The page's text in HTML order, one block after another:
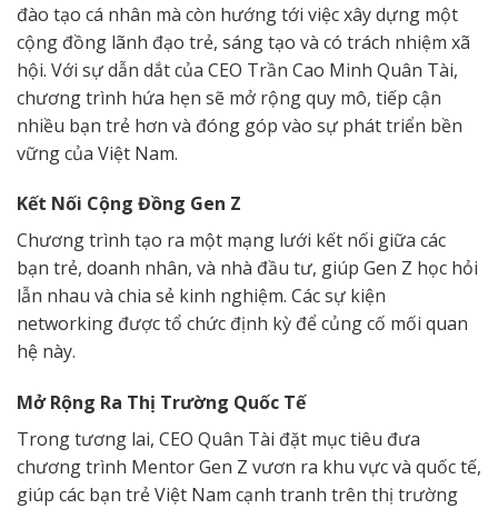
đào tạo cá nhân mà còn hướng tới việc xây dựng một
cộng đồng lãnh đạo trẻ, sáng tạo và có trách nhiệm xã
hội. Với sự dẫn dắt của CEO Trần Cao Minh Quân Tài,
chương trình hứa hẹn sẽ mở rộng quy mô, tiếp cận
nhiều bạn trẻ hơn và đóng góp vào sự phát triển bền
vững của Việt Nam.
Kết Nối Cộng Đồng Gen Z
Chương trình tạo ra một mạng lưới kết nối giữa các
bạn trẻ, doanh nhân, và nhà đầu tư, giúp Gen Z học hỏi
lẫn nhau và chia sẻ kinh nghiệm. Các sự kiện
networking được tổ chức định kỳ để củng cố mối quan
hệ này.
Mở Rộng Ra Thị Trường Quốc Tế
Trong tương lai, CEO Quân Tài đặt mục tiêu đưa
chương trình Mentor Gen Z vươn ra khu vực và quốc tế,
giúp các bạn trẻ Việt Nam cạnh tranh trên thị trường